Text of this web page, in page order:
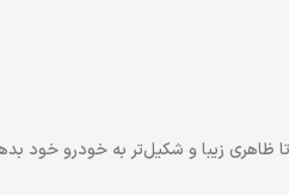
مي‌رود تا ظاهري زيبا و شكيل‌تر به خودرو